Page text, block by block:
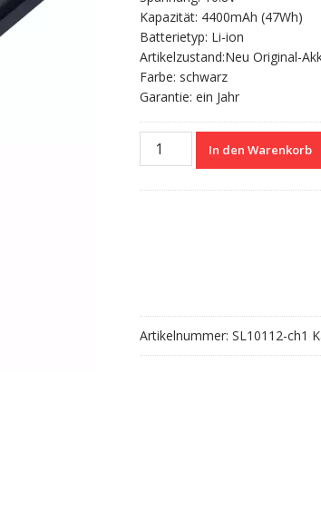
79.51 CHF42.85 CHF.
Kapazität: 4400mAh (47Wh)
Batterietyp: Li-ion
Artikelzustand:Neu Original-
Farbe: schwarz
Garantie: ein Jahr
Nagelneuer
Akku
In den Warenkorb
Artikelnummer: SL10112-ch1